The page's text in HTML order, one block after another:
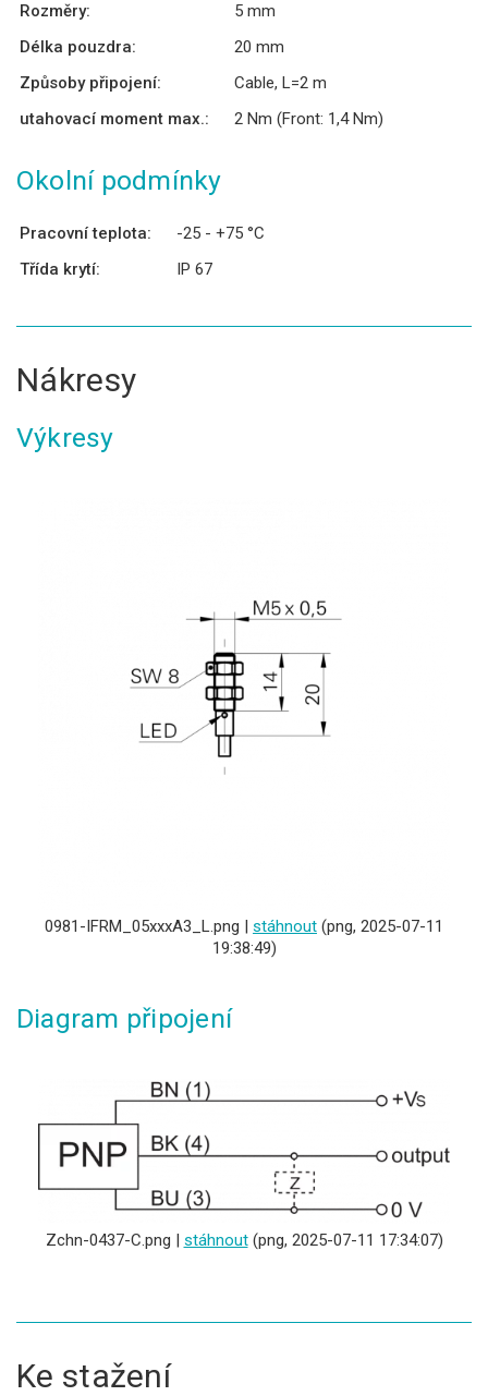
Rozměry:
5 mm
Délka pouzdra:
20 mm
Způsoby připojení:
Cable, L=2 m
utahovací moment max.:
2 Nm (Front: 1,4 Nm)
Okolní podmínky
Pracovní teplota:
-25 - +75 °C
Třída krytí:
IP 67
Nákresy
Výkresy
0981-IFRM_05xxxA3_L.png | stáhnout (png, 2025-07-11
19:38:49)
Diagram připojení
Zchn-0437-C.png | stáhnout(png, 2025-07-11 17:34:07)
Ke stažení